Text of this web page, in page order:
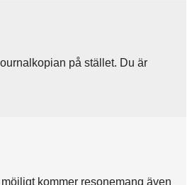
på stället. Du är
kommer resonemang även